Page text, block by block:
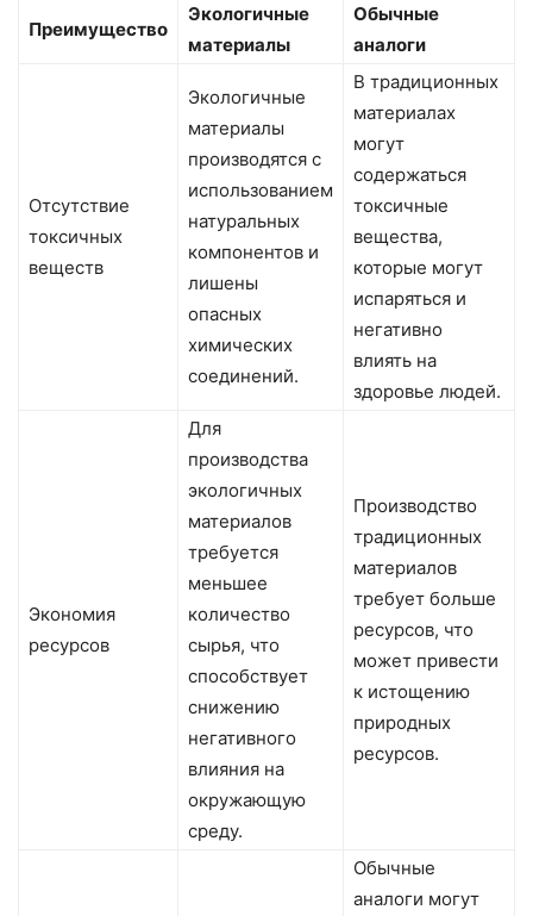
Преимущество
Экологичные
материалы
Обычные
аналоги
Отсутствие
токсичных
веществ
Экологичные
материалы
производятся с
использованием
натуральных
компонентов и
лишены
опасных
химических
соединений.
В традиционных
материалах
могут
содержаться
токсичные
вещества,
которые могут
испаряться и
негативно
влиять на
здоровье людей.
Экономия
ресурсов
Для
производства
экологичных
материалов
требуется
меньшее
количество
сырья, что
способствует
снижению
негативного
влияния на
окружающую
среду.
Производство
традиционных
материалов
требует больше
ресурсов, что
может привести
к истощению
природных
ресурсов.
Обычные
аналоги могут